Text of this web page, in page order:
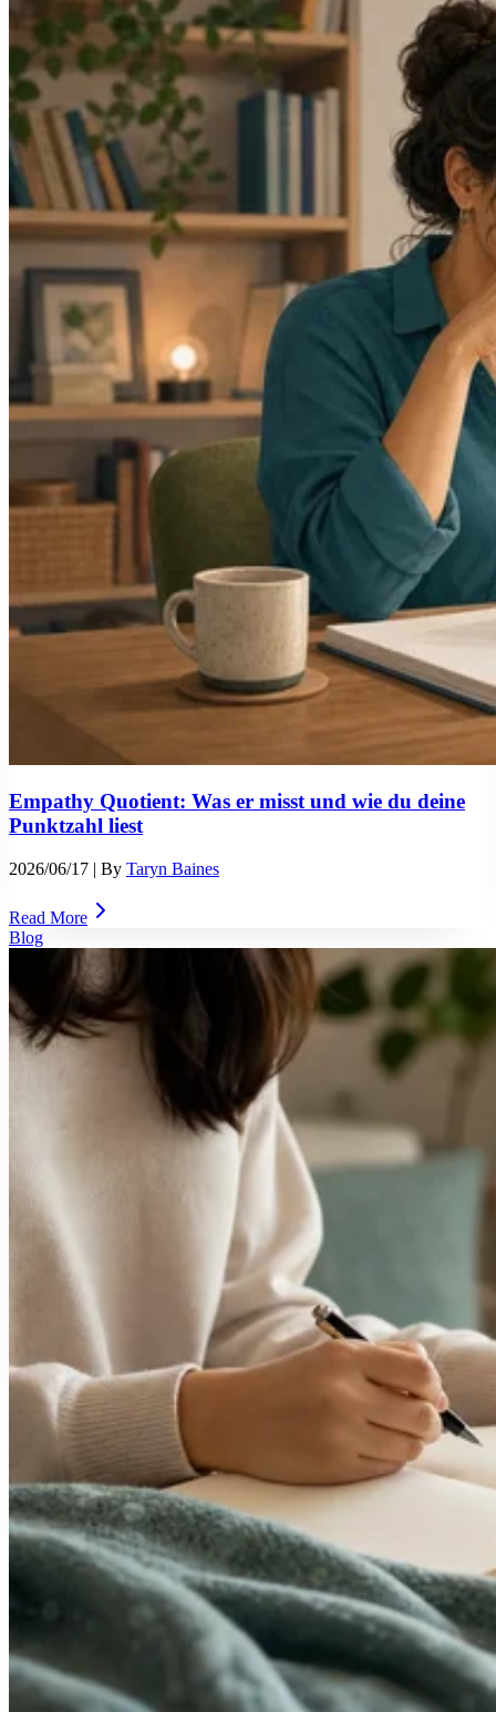
Empathy Quotient: Was er misst und wie du deine
Punktzahl liest
2026/06/17 | By Taryn Baines
Read More
Blog